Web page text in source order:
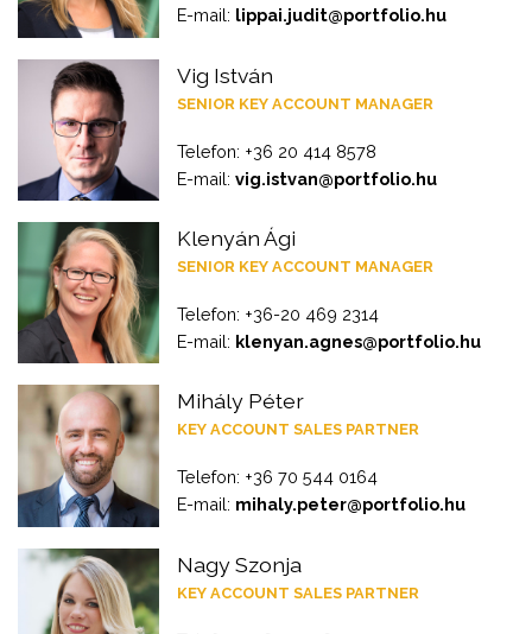
E-mail: lippai.judit@portfolio.hu
Vig István
SENIOR KEY ACCOUNT MANAGER
Telefon: +36 20 414 8578
E-mail:vig.istvan@portfolio.hu
Klenyán Ági
SENIOR KEY ACCOUNT MANAGER
Telefon: +36-20 469 2314
E-mail: klenyan.agnes@portfolio.hu
Mihály Péter
KEY ACCOUNT SALES PARTNER
Telefon: +36 70 544 0164
E-mail: mihaly.peter@portfolio.hu
Nagy Szonja
KEY ACCOUNT SALES PARTNER